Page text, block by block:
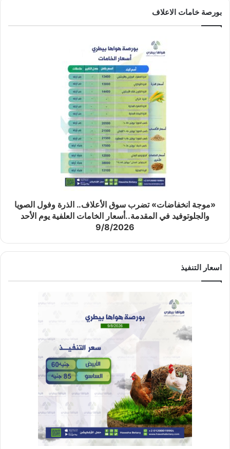
بورصة خامات الاعلاف
«موجة انخفاضات» تضرب سوق الأعلاف.. الذرة وفول الصويا
والجلوتوفيد في المقدمة..أسعار الخامات العلفية يوم الأحد
9/8/2026
اسعار التنفيذ